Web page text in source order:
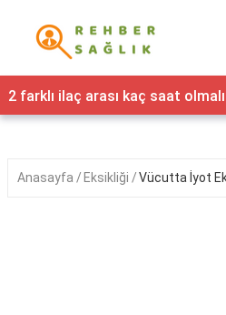
Sağlık
Yaşam
Nedir
2 farklı ilaç arası kaç saat
Anasayfa Eksikliği Vücutta İyot